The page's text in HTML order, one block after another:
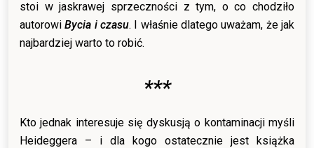
stoi w jaskrawej sprzeczności z tym, o co chodziło
autorowiBycia i czasu. I właśnie dlatego uważam, że jak
najbardziej warto to robić.
***
Kto jednak interesuje się dyskusją o kontaminacji myśli
Heideggera – i dla kogo ostatecznie jest książka